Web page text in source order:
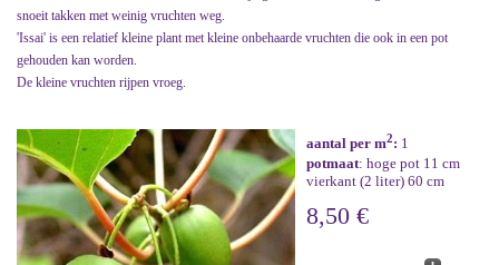
snoeit takken met weinig vruchten weg.
'Issai' is een relatief kleine plant met kleine onbehaarde vruchten die ook in een pot
gehouden kan worden.
De kleine vruchten rijpen vroeg.
aantal per m2: 1
potmaat: hoge pot 11 cm
vierkant (2 liter) 60 cm
8,50 €